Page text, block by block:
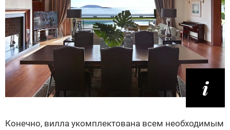
Конечно, вилла укомплектована всем необходимым